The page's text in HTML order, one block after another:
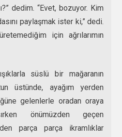
dedim. “Evet, bozuyor. Kim
paylaşmak ister ki,” dedi.
için ağrılarımın
süslü bir mağaranın
üstünde, ayağım yerden
gelenlerle oradan oraya
önümüzden geçen
parça parça ikramlıklar